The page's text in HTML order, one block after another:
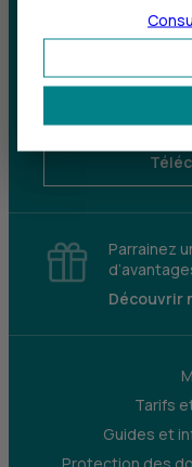
Centre d'aide
Sourds et
Parrainez
Découvrir
Tarifs
Guides et